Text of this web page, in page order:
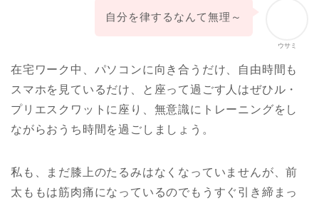
ウサミ
自分を律するなんて無理～
在宅ワーク中、パソコンに向き合うだけ、自由時間も
スマホを見ているだけ、と座って過ごす人はぜひル・
プリエスクワットに座り、無意識にトレーニングをし
ながらおうち時間を過ごしましょう。
私も、まだ膝上のたるみはなくなっていませんが、前
太ももは筋肉痛になっているのでもうすぐ引き締まっ